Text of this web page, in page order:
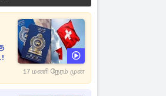
17 மணி நேரம் முன்